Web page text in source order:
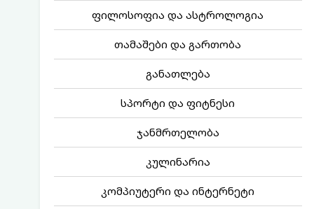
ფილოსოფია და ასტროლოგია
თამაშები და გართობა
განათლება
სპორტი და ფიტნესი
ჯანმრთელობა
კულინარია
კომპიუტერი და ინტერნეტი